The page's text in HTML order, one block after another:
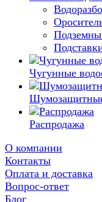
Чугунные
Распродажа
О компании
Контакты
Оплата и доставка
Вопрос-ответ
Блог